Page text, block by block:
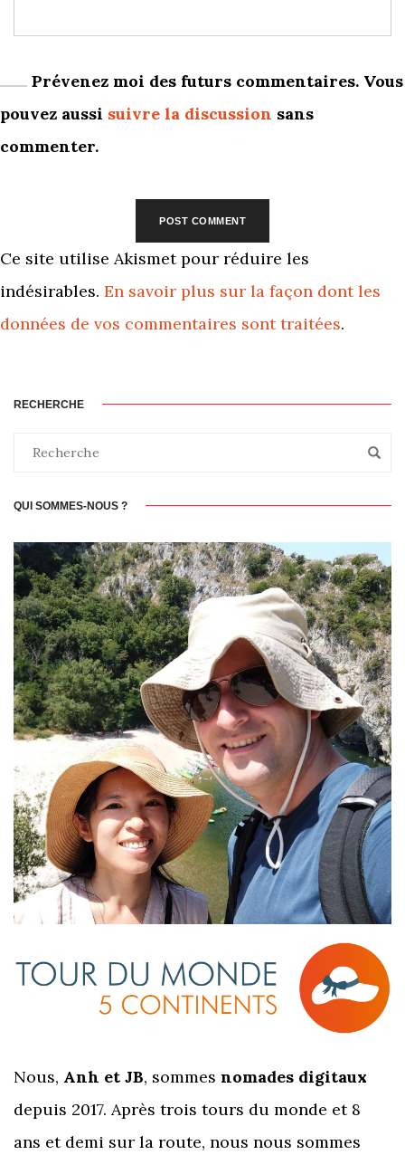
Prévenez moi des futurs commentaires. Vous
pouvez aussi suivre la discussion sans
commenter.
Ce site utilise Akismet pour réduire les
indésirables. En savoir plus sur la façon dont les
données de vos commentaires sont traitées.
RECHERCHE
QUI SOMMES-NOUS ?
Nous, Anh et JB, sommes nomades digitaux
depuis 2017. Après trois tours du monde et 8
ans et demi sur la route, nous nous sommes